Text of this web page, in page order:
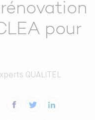
rénovation
pour
QUALITEL